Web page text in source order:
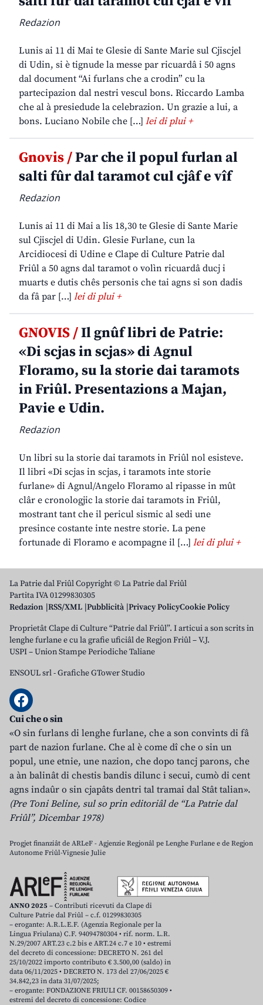
Redazion
Lunis ai 11 di Mai te Glesie di Sante Marie sul Cjiscjel
di Udin, si è tignude la messe par ricuardâ i 50 agns
dal document “Ai furlans che a crodin” cu la
partecipazion dal nestri vescul bons. Riccardo Lamba
che al à presiedude la celebrazion. Un grazie a lui, a
bons. Luciano Nobile che […] lei di plui +
Gnovis /Par che il popul furlan al
salti fûr dal taramot cul cjâf e vîf
Redazion
Lunis ai 11 di Mai a lis 18,30 te Glesie di Sante Marie
sul Cjiscjel di Udin. Glesie Furlane, cun la
Arcidiocesi di Udine e Clape di Culture Patrie dal
Friûl a 50 agns dal taramot o volìn ricuardâ ducj i
muarts e dutis chês personis che tai agns si son dadis
da fâ par […] lei di plui +
GNOVIS /Il gnûf libri de Patrie:
«Di scjas in scjas» di Agnul
Floramo, su la storie dai taramots
in Friûl. Presentazions a Majan,
Pavie e Udin.
Redazion
Un libri su la storie dai taramots in Friûl nol esisteve.
Il libri «Di scjas in scjas, i taramots inte storie
furlane» di Agnul/Angelo Floramo al ripasse in mût
clâr e cronologjic la storie dai taramots in Friûl,
mostrant tant che il pericul sismic al sedi une
presince costante inte nestre storie. La pene
fortunade di Floramo e acompagne il […] lei di plui +
La Patrie dal Friûl Copyright © La Patrie dal Friûl
Partita IVA 01299830305
Redazion RSS/XML Pubblicità Privacy PolicyCookie Policy
Proprietât Clape di Culture “Patrie dal Friûl”. I articui a son scrits in
lenghe furlane e cu la grafie uficiâl de Regjon Friûl – V.J.
USPI – Union Stampe Periodiche Taliane
ENSOUL srl-Grafiche GTower Studio
Cui che o sin
«O sin furlans di lenghe furlane, che a son convints di fâ
part de nazion furlane. Che al è come dî che o sin un
popul, une etnie, une nazion, che dopo tancj parons, che
a àn balinât di chestis bandis dilunc i secui, cumò di cent
agns indaûr o sin cjapâts dentri tal tramai dal Stât talian».
(Pre Toni Beline, sul so prin editoriâl de “La Patrie dal
Friûl”, Dicembar 1978)
Progjet finanziât de ARLeF - Agjenzie Regjonâl pe Lenghe Furlane e de Regjon
Autonome Friûl-Vignesie Julie
ANNO 2025 – Contributi ricevuti da Clape di
Culture Patrie dal Friûl – c.f. 01299830305
– erogante: A.R.L.E.F. (Agenzia Regionale per la
Lingua Friulana) C.F. 94094780304 • rif. norm. L.R.
N.29/2007 ART.23 c.2 bis e ART.24 c.7 e 10 • estremi
del decreto di concessione: DECRETO N. 261 del
25/10/2022 importo contributo € 3.500,00 (saldo) in
data 06/11/2025 • DECRETO N. 173 del 27/06/2025 €
34.842,23 in data 31/07/2025;
– erogante: FONDAZIONE FRIULI CF. 00158650309 •
estremi del decreto di concessione: Codice